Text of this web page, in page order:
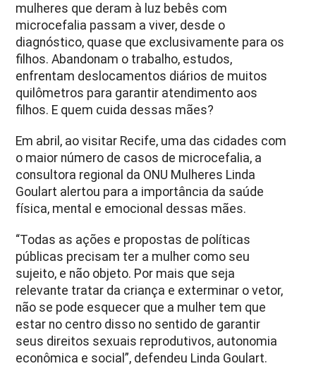
mulheres que deram à luz bebês com
microcefalia passam a viver, desde o
diagnóstico, quase que exclusivamente para os
filhos. Abandonam o trabalho, estudos,
enfrentam deslocamentos diários de muitos
quilômetros para garantir atendimento aos
filhos. E quem cuida dessas mães?
Em abril, ao visitar Recife, uma das cidades com
o maior número de casos de microcefalia, a
consultora regional da ONU Mulheres Linda
Goulart alertou para a importância da saúde
física, mental e emocional dessas mães.
“Todas as ações e propostas de políticas
públicas precisam ter a mulher como seu
sujeito, e não objeto. Por mais que seja
relevante tratar da criança e exterminar o vetor,
não se pode esquecer que a mulher tem que
estar no centro disso no sentido de garantir
seus direitos sexuais reprodutivos, autonomia
econômica e social”, defendeu Linda Goulart.